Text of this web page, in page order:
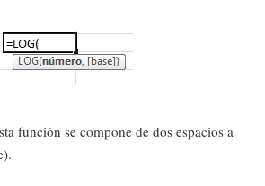
función se compone de dos espacios a